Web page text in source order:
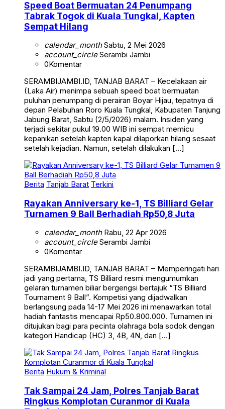
Tabrak Togok di Kuala Tungkal, Kapten
Sempat Hilang
account_circleSerambi Jambi
0Komentar
(Laka Air) menimpa sebuah speed boat bermuatan
puluhan penumpang di perairan Boyar Hijau, tepatnya di
depan Pelabuhan Roro Kuala Tungkal, Kabupaten Tanjung
Jabung Barat, Sabtu (2/5/2026) malam. Insiden yang
terjadi sekitar pukul 19.00 WIB ini sempat memicu
kepanikan setelah kapten kapal dilaporkan hilang sesaat
setelah kejadian. Namun, setelah dilakukan […]
Berita Tanjab Barat Terkini
Turnamen 9 Ball Berhadiah Rp50,8 Juta
account_circleSerambi Jambi
0Komentar
jadi yang pertama, TS Billiard resmi mengumumkan
gelaran turnamen biliar bergengsi bertajuk “TS Billiard
Tournament 9 Ball”. Kompetisi yang dijadwalkan
berlangsung pada 14-17 Mei 2026 ini menawarkan total
hadiah fantastis mencapai Rp50.800.000. Turnamen ini
ditujukan bagi para pecinta olahraga bola sodok dengan
kategori Handicap (HC) 3, 4B, 4N, dan […]
Berita Hukum & Kriminal
Ringkus Komplotan Curanmor di Kuala
Tungkal